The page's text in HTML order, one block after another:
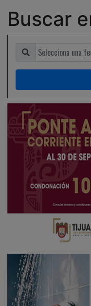
Buscar
Ventas
y
Contacto
Reportero